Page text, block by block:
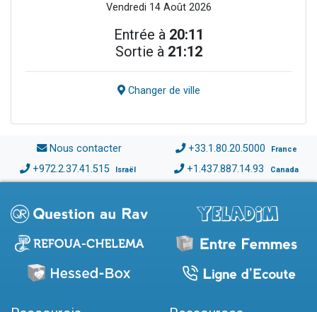
Vendredi 14 Août 2026
Entrée à 20:11
Sortie à 21:12
Changer de ville
Nous contacter +33.1.80.20.5000 France
+972.2.37.41.515 Israël +1.437.887.14.93 Canada